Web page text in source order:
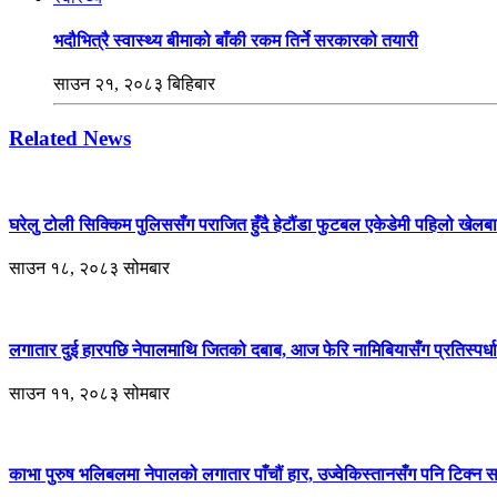
भदौभित्रै स्वास्थ्य बीमाको बाँकी रकम तिर्ने सरकारको तयारी
साउन २१, २०८३ बिहिबार
Related News
घरेलु टोली सिक्किम पुलिससँग पराजित हुँदै हेटौंडा फुटबल एकेडेमी पहिलो खेलबाटै
साउन १८, २०८३ सोमबार
लगातार दुई हारपछि नेपालमाथि जितको दबाब, आज फेरि नामिबियासँग प्रतिस्पर्धा
साउन ११, २०८३ सोमबार
काभा पुरुष भलिबलमा नेपालको लगातार पाँचौं हार, उज्वेकिस्तानसँग पनि टिक्न